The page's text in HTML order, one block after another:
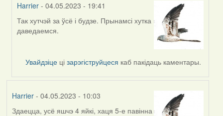
Harrier - 04.05.2023 - 19:41
In
reply
ZNR
Так хутчэй за ўсё і будзе. Прынамсі хутка
даведаемся.
Увайдзіце цізарэгіструйцеся каб пакідаць каментары.
Harrier- 04.05.2023 - 10:03
Здаецца, усё яшчэ 4 яйкі, хаця 5-е павінна